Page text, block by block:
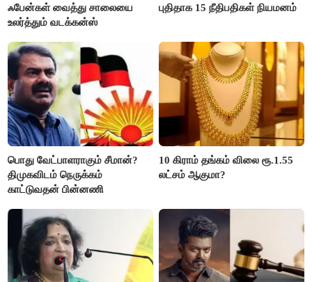
ஃபேன்கள் வைத்து சாலையை
உலர்த்தும் வடக்கன்ஸ்
புதிதாக 15 நீதிபதிகள் நியமனம்
பொது வேட்பாளராகும் சீமான்?
திமுகவிடம் நெருக்கம்
காட்டுவதன் பின்னணி
10 கிராம் தங்கம் விலை ரூ.1.55
லட்சம் ஆகுமா?